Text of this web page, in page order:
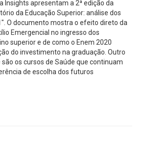
Insights apresentam a 2ª edição da
da Educação Superior: análise dos
O documento mostra o efeito direto da
Emergencial no ingresso dos
superior e de como o Enem 2020
do investimento na graduação. Outro
os cursos de Saúde que continuam
de escolha dos futuros